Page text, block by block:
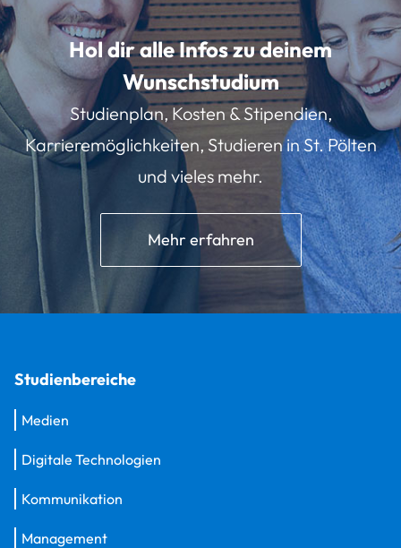
Hol dir alle Infos zu deinem
Wunschstudium
Studienplan, Kosten & Stipendien,
Karrieremöglichkeiten, Studieren in St. Pölten
und vieles mehr.
Mehr erfahren
Studienbereiche
Medien
Digitale Technologien
Kommunikation
Management